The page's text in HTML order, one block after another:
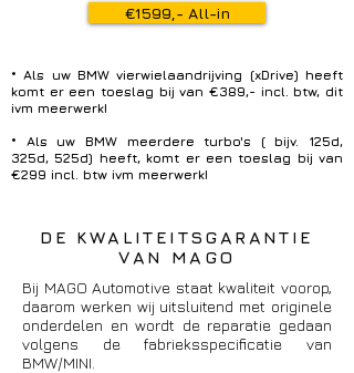
€1599,- All-in
* Als uw BMW vierwielaandrijving (xDrive) heeft
komt er een toeslag bij van €389,- incl. btw, dit
ivm meerwerk!
* Als uw BMW meerdere turbo's ( bijv. 125d,
325d, 525d) heeft, komt er een toeslag bij van
€299 incl. btw ivm meerwerk!
DE KWALITEITSGARANTIE
VAN MAGO
Bij MAGO Automotive staat kwaliteit voorop,
daarom werken wij uitsluitend met originele
onderdelen en wordt de reparatie gedaan
volgens de fabrieksspecificatie van
BMW/MINI.